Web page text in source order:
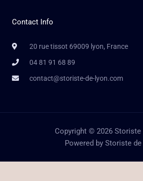
Contact Info
20 rue tissot 69009 lyon, France
04 81 91 68 89
contact@storiste-de-lyon.com
Copyright © 2026 Storiste
Powered by Storiste de